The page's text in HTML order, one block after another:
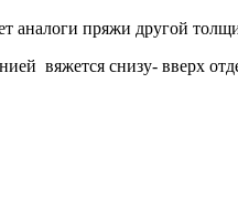
аналоги пряжи другой
вяжется снизу- вверх